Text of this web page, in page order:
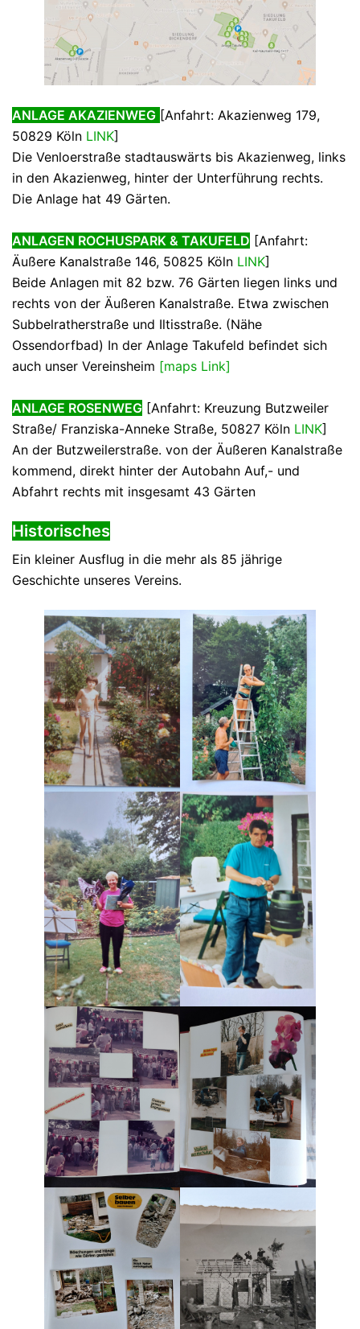
ANLAGE AKAZIENWEG [Anfahrt: Akazienweg 179,
50829 Köln LINK]
Die Venloerstraße stadtauswärts bis Akazienweg, links
in den Akazienweg, hinter der Unterführung rechts.
Die Anlage hat 49 Gärten.
ANLAGEN ROCHUSPARK & TAKUFELD [Anfahrt:
Äußere Kanalstraße 146, 50825 Köln LINK]
Beide Anlagen mit 82 bzw. 76 Gärten liegen links und
rechts von der Äußeren Kanalstraße. Etwa zwischen
Subbelratherstraße und Iltisstraße. (Nähe
Ossendorfbad) In der Anlage Takufeld befindet sich
auch unser Vereinsheim [maps Link]
ANLAGE ROSENWEG [Anfahrt: Kreuzung Butzweiler
Straße/ Franziska-Anneke Straße, 50827 Köln LINK]
An der Butzweilerstraße. von der Äußeren Kanalstraße
kommend, direkt hinter der Autobahn Auf,- und
Abfahrt rechts mit insgesamt 43 Gärten
Historisches
Ein kleiner Ausflug in die mehr als 85 jährige
Geschichte unseres Vereins.